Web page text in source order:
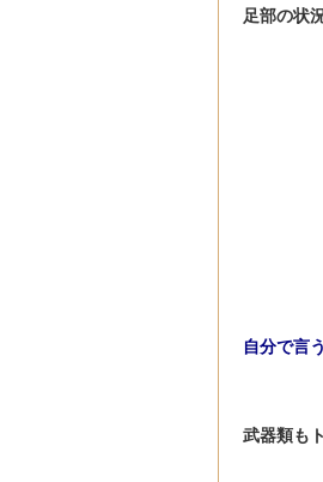
足部の状
自分で言
武器類も